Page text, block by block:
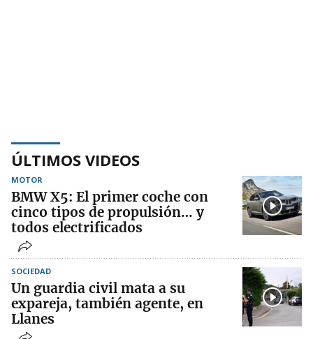
ÚLTIMOS VIDEOS
MOTOR
BMW X5: El primer coche con
cinco tipos de propulsión… y
todos electrificados
SOCIEDAD
Un guardia civil mata a su
expareja, también agente, en
Llanes